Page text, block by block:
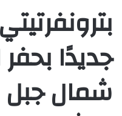
شمال جبل